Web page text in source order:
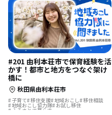
#201 由利本荘市で保育経験を活
かす！都市と地方をつなぐ架け
橋に
秋田県由利本荘市
子育て 移住支援 地域おこし 移住相談
地域おこし協力隊 お試し移住
ふるさとで暮らす